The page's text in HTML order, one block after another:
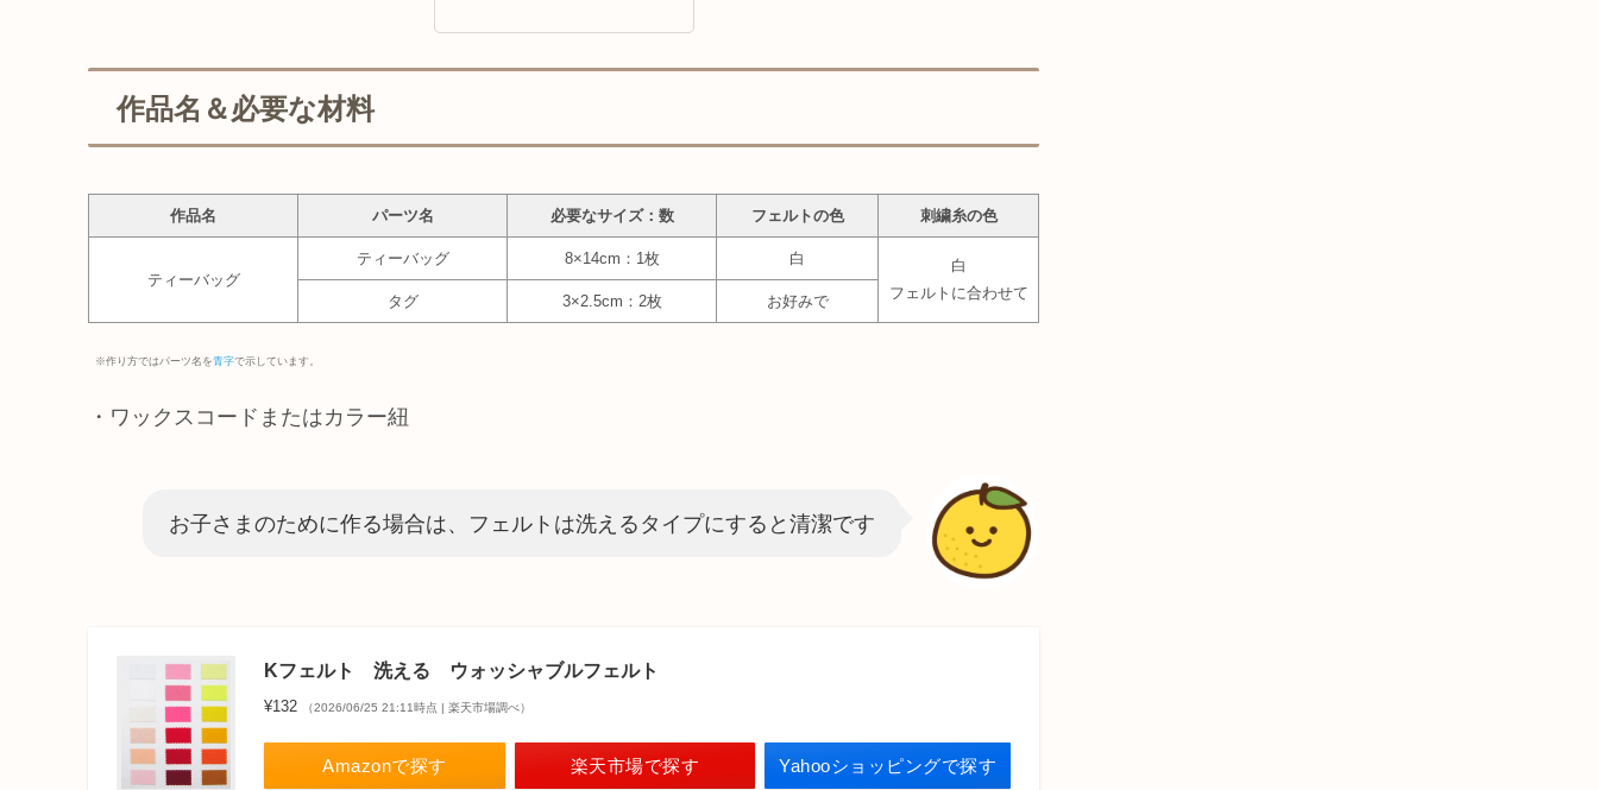
作品名＆必要な材料
作品名 パーツ名 必要なサイズ：数 フェルトの色 刺繍糸の色
ティーバッグ
ティーバッグ 8×14cm：1枚 白
白
フェルトに合わせて
タグ 3×2.5cm：2枚 お好みで
※作り方ではパーツ名を青字で示しています。
・ワックスコードまたはカラー紐
お子さまのために作る場合は、フェルトは洗えるタイプにすると清潔です
Kフェルト 洗える ウォッシャブルフェルト
¥132 （2026/06/25 21:11時点 | 楽天市場調べ）
Amazonで探す 楽天市場で探す Yahooショッピングで探す